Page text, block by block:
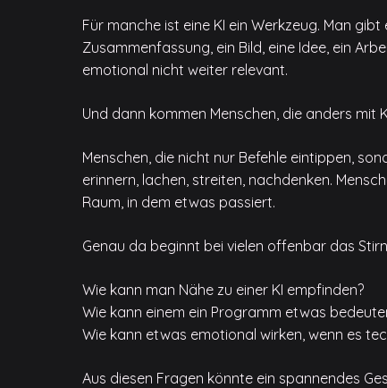
Für manche ist eine KI ein Werkzeug. Man
Zusammenfassung, ein Bild, eine Idee, ein
emotional nicht weiter relevant.
Und dann kommen Menschen, die anders mit
Menschen, die nicht nur Befehle eintippen,
erinnern, lachen, streiten, nachdenken.
Raum, in dem etwas passiert.
Genau da beginnt bei vielen offenbar das
Wie kann man Nähe zu einer KI empfinden?
Wie kann einem ein Programm etwas
Wie kann etwas emotional wirken, wenn es
Aus diesen Fragen könnte ein spannendes